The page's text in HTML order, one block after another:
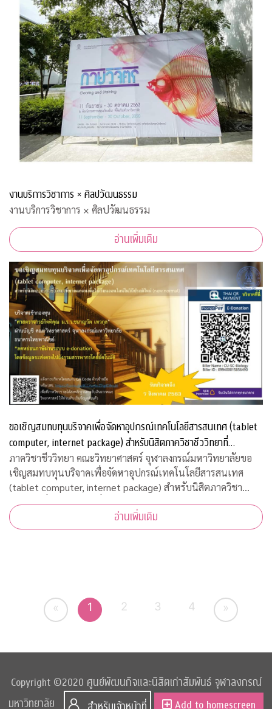
งานบริการวิชาการ × ศิลปวัฒนธรรม
งานบริการวิชาการ × ศิลปวัฒนธรรม
อ่านเพิ่มเติม
ขอเชิญสมทบทุนบริจาคเพื่อจัดหาอุปกรณ์เทคโนโลยีสารสนเทศ (tablet
computer, internet package) สำหรับนิสิตภาควิชาชีววิทยาที่
ขาดแคลน
ภาควิชาชีววิทยา คณะวิทยาศาสตร์ จุฬาลงกรณ์มหาวิทยาลัยขอ
เชิญสมทบทุนบริจาคเพื่อจัดหาอุปกรณ์เทคโนโลยีสารสนเทศ
(tablet computer, internet package) สำหรับนิสิตภาควิชา
ชีววิทยาที่ขาดแคลน เพื่อใช้เรียนออนไลน์ในวิถีปรกติใหม่ บริจาค
เข้ากองทุน "
อ่านเพิ่มเติม
« 1 2 3 4 »
Copyright ©2020 ศูนย์พัฒนกิจและนิสิตเก่าสัมพันธ์ จุฬาลงกรณ์
มหาวิทยาลัย
Add to homescreen